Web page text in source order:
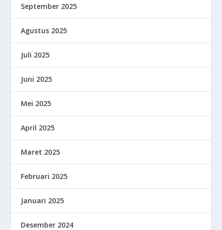
September 2025
Agustus 2025
Juli 2025
Juni 2025
Mei 2025
April 2025
Maret 2025
Februari 2025
Januari 2025
Desember 2024